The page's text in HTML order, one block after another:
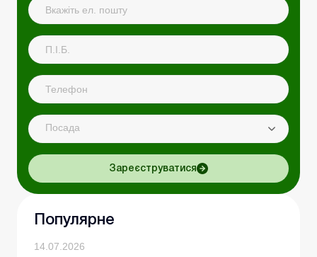
Посада
Зареєструватися
Популярне
14.07.2026